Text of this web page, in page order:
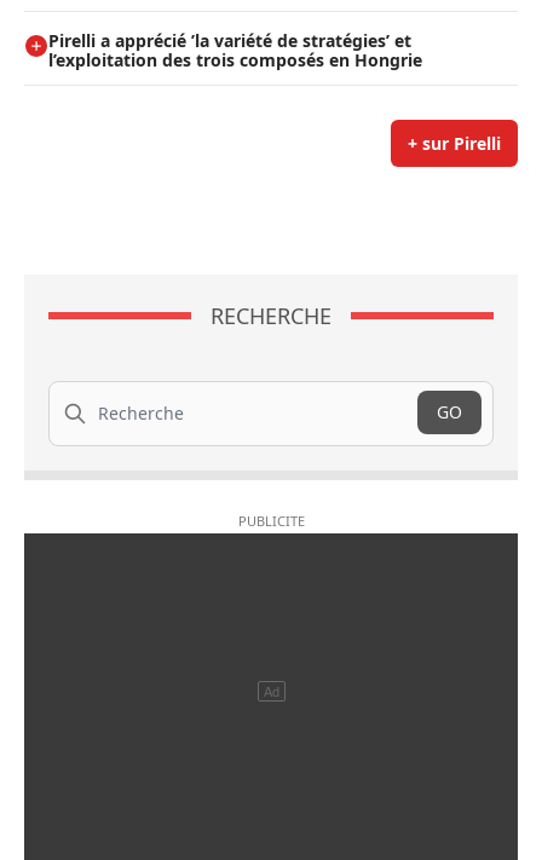
Pirelli a apprécié ’la variété de stratégies’ et
l’exploitation des trois composés en Hongrie
+ sur Pirelli
RECHERCHE
Recherche
GO